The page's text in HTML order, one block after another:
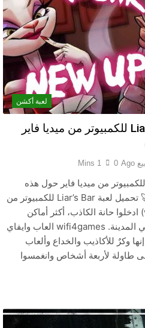
لعبة أكشن
تحميل لعبة Liar’s Bar للكمبيوتر من ميديا فاير
0
1 Mins
تحميل لعبة Liar’s Bar للكمبيوتر من ميديا فاير حول هذه
اللعبة: 🚀 تحميل لعبة 🚀 تحميل لعبة Liar’s Bar للكمبيوتر من
ميديا فاير مجاناً (v0.93) ادخلوا حانة الكاذب، أكثر أماكن
التسكع إثارةً وتشويقاً في المدينة. wifi4games العاب وايفاي
وكرٌ للأكاذيب والخداع وألعاب
طاولة لأربعة أشخاص وانغمسوا